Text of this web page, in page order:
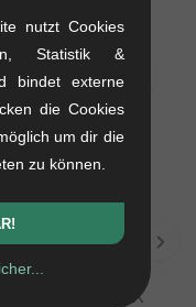
BMX "Squad X
nutzt Cookies
Statistik &
bindet externe
die Cookies
um dir die
zu können.